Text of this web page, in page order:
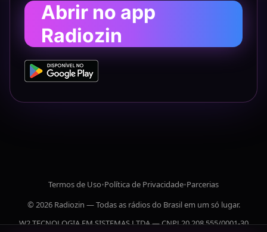
Abrir no app
Radiozin
Termos de Uso•Política de Privacidade•Parcerias
© 2026 Radiozin — Todas as rádios do Brasil em um só lugar.
W2 TECNOLOGIA EM SISTEMAS LTDA — CNPJ 20.208.555/0001-30